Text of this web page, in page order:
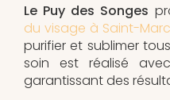
Le Puy des Songes
du visage à Saint-
purifier et sublimer
soin est réalisé
garantissant des